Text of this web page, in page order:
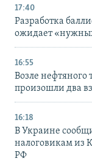
17:40
Разработка
ожидает «нужных
16:55
Возле нефтяного
произошли два
16:18
В Украине
налоговикам из
РФ